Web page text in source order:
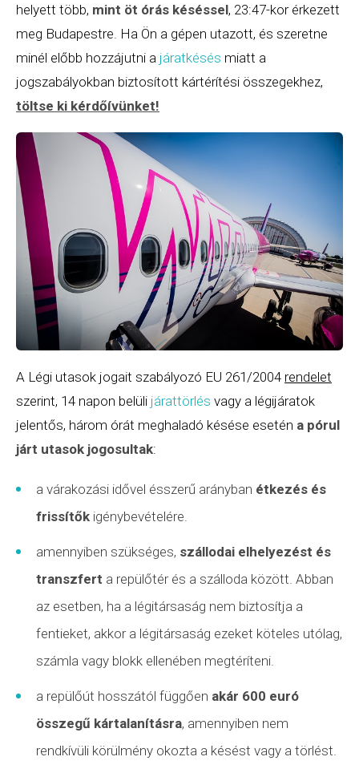
helyett több, mint öt órás késéssel, 23:47-kor érkezett
meg Budapestre. Ha Ön a gépen utazott, és szeretne
minél előbb hozzájutni a járatkésés miatt a
jogszabályokban biztosított kártérítési összegekhez,
töltse ki kérdőívünket!
A Légi utasok jogait szabályozó EU 261/2004 rendelet
szerint, 14 napon belüli járattörlés vagy a légijáratok
jelentős, három órát meghaladó késése esetén a pórul
járt utasok jogosultak:
a várakozási idővel ésszerű arányban étkezés és
frissítők igénybevételére.
amennyiben szükséges, szállodai elhelyezést és
transzfert a repülőtér és a szálloda között. Abban
az esetben, ha a légitársaság nem biztosítja a
fentieket, akkor a légitársaság ezeket köteles utólag,
számla vagy blokk ellenében megtéríteni.
a repülőút hosszától függően akár 600 euró
összegű kártalanításra, amennyiben nem
rendkívüli körülmény okozta a késést vagy a törlést.